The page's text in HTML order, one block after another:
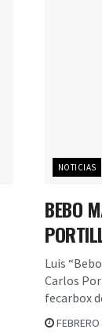
NOTICIAS
BEBO
Luis
Carlos
fecarbox